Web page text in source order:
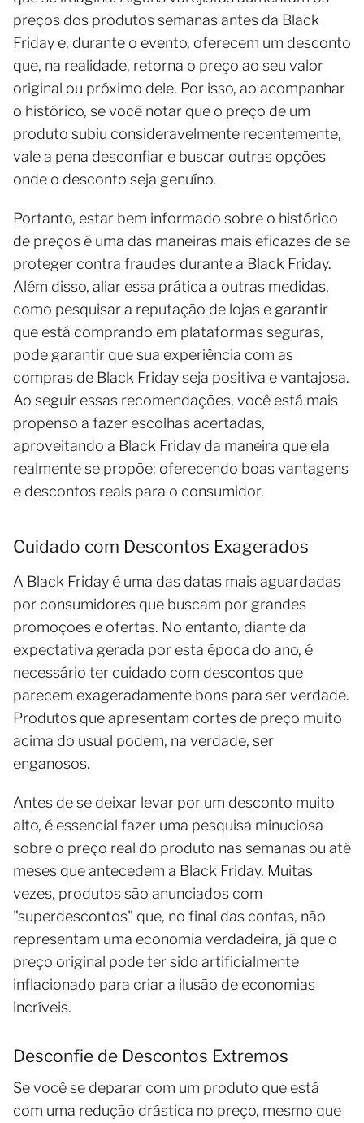
preços dos produtos semanas antes da Black
Friday e, durante o evento, oferecem um desconto
que, na realidade, retorna o preço ao seu valor
original ou próximo dele. Por isso, ao acompanhar
o histórico, se você notar que o preço de um
produto subiu consideravelmente recentemente,
vale a pena desconfiar e buscar outras opções
onde o desconto seja genuíno.
Portanto, estar bem informado sobre o histórico
de preços é uma das maneiras mais eficazes de se
proteger contra fraudes durante a Black Friday.
Além disso, aliar essa prática a outras medidas,
como pesquisar a reputação de lojas e garantir
que está comprando em plataformas seguras,
pode garantir que sua experiência com as
compras de Black Friday seja positiva e vantajosa.
Ao seguir essas recomendações, você está mais
propenso a fazer escolhas acertadas,
aproveitando a Black Friday da maneira que ela
realmente se propõe: oferecendo boas vantagens
e descontos reais para o consumidor.
Cuidado com Descontos Exagerados
A Black Friday é uma das datas mais aguardadas
por consumidores que buscam por grandes
promoções e ofertas. No entanto, diante da
expectativa gerada por esta época do ano, é
necessário ter cuidado com descontos que
parecem exageradamente bons para ser verdade.
Produtos que apresentam cortes de preço muito
acima do usual podem, na verdade, ser
enganosos.
Antes de se deixar levar por um desconto muito
alto, é essencial fazer uma pesquisa minuciosa
sobre o preço real do produto nas semanas ou até
meses que antecedem a Black Friday. Muitas
vezes, produtos são anunciados com
"superdescontos" que, no final das contas, não
representam uma economia verdadeira, já que o
preço original pode ter sido artificialmente
inflacionado para criar a ilusão de economias
incríveis.
Desconfie de Descontos Extremos
Se você se deparar com um produto que está
com uma redução drástica no preço, mesmo que